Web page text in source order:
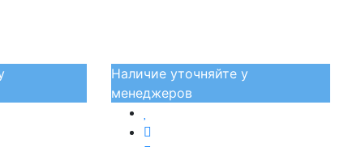
Наличие уточняйте у
менеджеров